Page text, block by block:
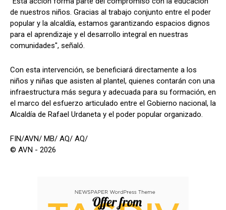
de nuestros niños. Gracias al trabajo conjunto entre el poder
popular y la alcaldía, estamos garantizando espacios dignos
para el aprendizaje y el desarrollo integral en nuestras
comunidades", señaló.
Con esta intervención, se beneficiará directamente a los
niños y niñas que asisten al plantel, quienes contarán con una
infraestructura más segura y adecuada para su formación, en
el marco del esfuerzo articulado entre el Gobierno nacional, la
Alcaldía de Rafael Urdaneta y el poder popular organizado.
FIN/AVN/ MB/ AQ/ AQ/
© AVN - 2026